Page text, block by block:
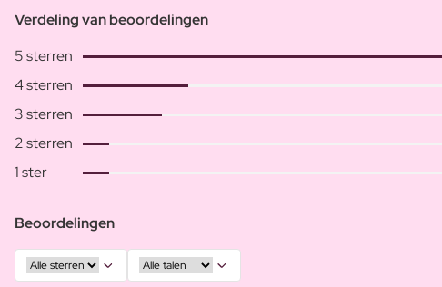
Verdeling van beoordelingen
5 sterren
4 sterren
3 sterren
2 sterren
1 ster
Beoordelingen